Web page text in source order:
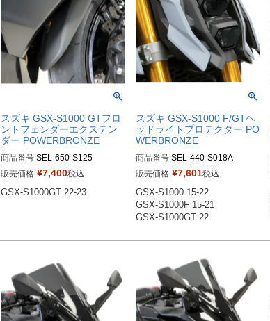
スズキ GSX-S1000 GTフロ
ントフェンダーエクステン
ダー POWERBRONZE
商品番号 SEL-650-S125
650-S125-003：ブラック
販売価格 ¥7,400税込
GSX-S1000GT 22-23
スズキ GSX-S1000 F/GTヘ
ッドライトプロテクター PO
WERBRONZE
商品番号 SEL-440-S018A
440-S018A-000：クリア
ク
440-S018A-002：ダークスモー
ク
販売価格 ¥7,601税込
GSX-S1000 15-22
GSX-S1000F 15-21
GSX-S1000GT 22